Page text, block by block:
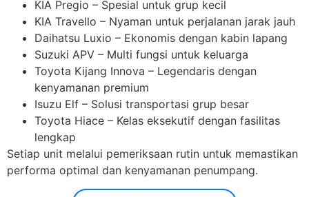
KIA Pregio – Spesial untuk grup kecil
KIA Travello – Nyaman untuk perjalanan jarak jauh
Daihatsu Luxio – Ekonomis dengan kabin lapang
Suzuki APV – Multi fungsi untuk keluarga
Toyota Kijang Innova – Legendaris dengan
kenyamanan premium
Isuzu Elf – Solusi transportasi grup besar
Toyota Hiace – Kelas eksekutif dengan fasilitas
lengkap
Setiap unit melalui pemeriksaan rutin untuk memastikan
performa optimal dan kenyamanan penumpang.